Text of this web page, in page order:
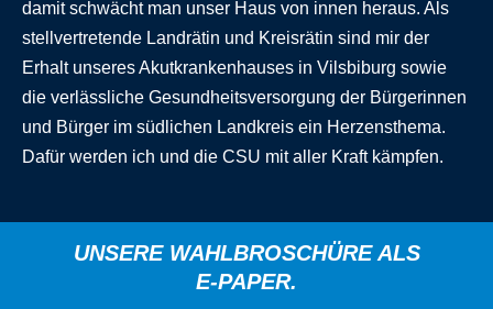
damit schwächt man unser Haus von innen heraus. Als
stellvertretende Landrätin und Kreisrätin sind mir der
Erhalt unseres Akutkrankenhauses in Vilsbiburg sowie
die verlässliche Gesundheitsversorgung der Bürgerinnen
und Bürger im südlichen Landkreis ein Herzensthema.
Dafür werden ich und die CSU mit aller Kraft kämpfen.
UNSERE WAHLBROSCHÜRE ALS
E-PAPER.